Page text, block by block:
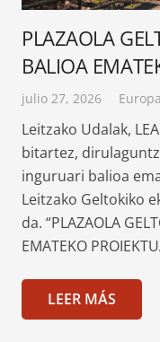
PLAZAOLA
BALIOA
julio 27, 2026
Leitzako Udalak,
bitartez,
inguruari balioa
Leitzako Geltokiko
da. “PLAZAOLA
EMATEKO
LEER MÁS